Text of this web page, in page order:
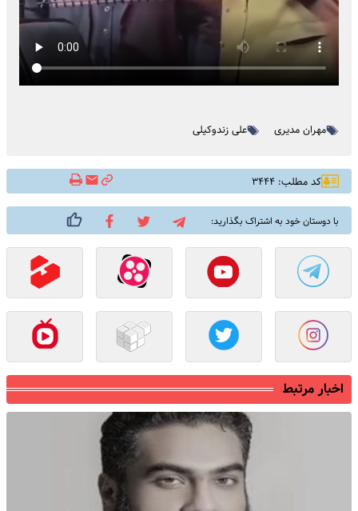
مهران مدیری علی زندوکیلی
کد مطلب: ۳۴۴۴
با دوستان خود به اشتراک بگذارید:
اخبار مرتبط